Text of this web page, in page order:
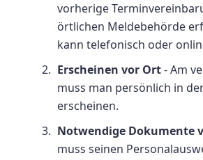
vorherige
örtlichen Meldebehörde
kann telefonisch oder
Erscheinen vor Ort- Am
muss man persönlich in
erscheinen.
Notwendige Dokumente
muss seinen